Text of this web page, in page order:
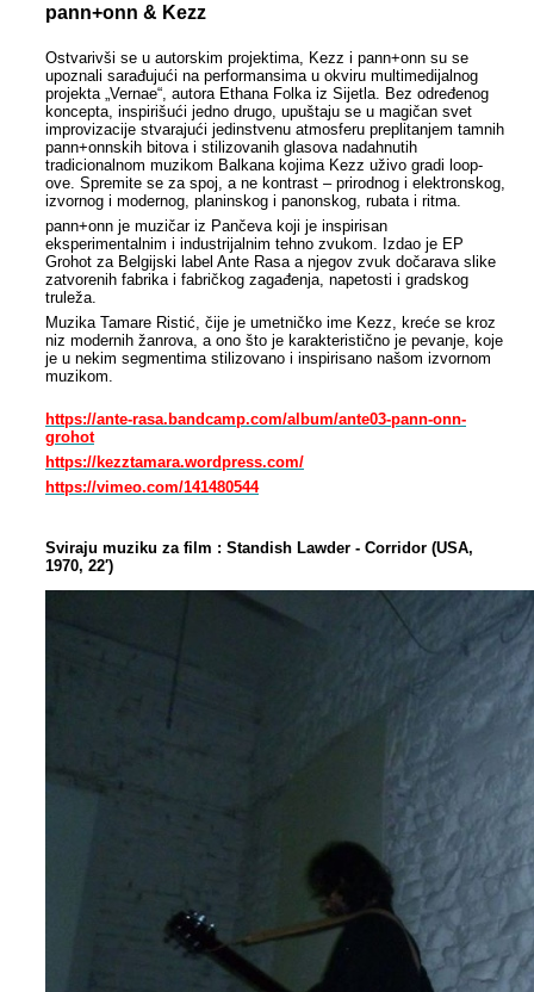
pann+onn & Kezz
Ostvarivši se u autorskim projektima, Kezz i pann+оnn su se
upoznali sarađujući na performansima u okviru multimedijalnog
projekta „Vernae“, autora Ethana Folka iz Sijetla. Bez određenog
koncepta, inspirišući jedno drugo, upuštaju se u magičan svet
improvizacije stvarajući jedinstvenu atmosferu preplitanjem tamnih
pann+onnskih bitova i stilizovanih glasova nadahnutih
tradicionalnom muzikom Balkana kojima Kezz uživo gradi loop-
ove. Spremite se za spoj, a ne kontrast – prirodnog i elektronskog,
izvornog i modernog, planinskog i panonskog, rubata i ritma.
pann+onn je muzičar iz Pančeva koji je inspirisan
eksperimentalnim i industrijalnim tehno zvukom. Izdao je EP
Grohot za Belgijski label Ante Rasa a njegov zvuk dočarava slike
zatvorenih fabrika i fabričkog zagađenja, napetosti i gradskog
truleža.
Muzika Tamare Ristić, čije je umetničko ime Kezz, kreće se kroz
niz modernih žanrova, a ono što je karakteristično je pevanje, koje
je u nekim segmentima stilizovano i inspirisano našom izvornom
muzikom.
https://ante-rasa.bandcamp.com/album/ante03-pann-onn-
grohot
https://kezztamara.wordpress.com/
https://vimeo.com/141480544
Sviraju muziku za film : Standish Lawder - Corridor (USA,
1970, 22′)